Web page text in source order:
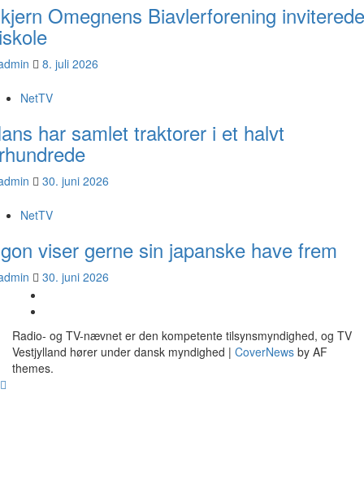
Omegnens Biavlerforening
8. juli 2026
NetTV
har samlet traktorer i et halvt
30. juni 2026
NetTV
viser gerne sin japanske have frem
30. juni 2026
Radio- og TV-nævnet er den kompetente tilsynsmyndighed, og TV
Vestjylland hører under dansk myndighed | CoverNews by AF
themes.